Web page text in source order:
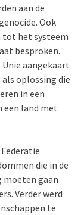
aan de
Ook
tot het systeem
besproken.
aangekaart
als oplossing die
in een
een land met
die in de
moeten gaan
Verder werd
te